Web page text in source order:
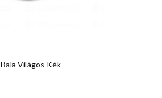
Bala Világos Kék